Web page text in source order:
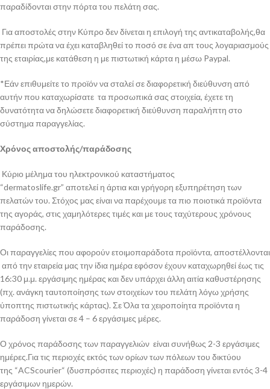
παραδίδονται στην πόρτα του πελάτη σας.
Για αποστολές στην Κύπρο δεν δίνεται η επιλογή της αντικαταβολής,θα
πρέπει πρώτα να έχει καταβληθεί το ποσό σε ένα απ τους λογαριασμούς
της εταιρίας,με κατάθεση η με πιστωτική κάρτα η μέσω Paypal.
*Εάν επιθυμείτε το προϊόν να σταλεί σε διαφορετική διεύθυνση από
αυτήν που καταχωρίσατε τα προσωπικά σας στοιχεία, έχετε τη
δυνατότητα να δηλώσετε διαφορετική διεύθυνση παραλήπτη στο
σύστημα παραγγελίας.
Χρόνος αποστολής/παράδοσης
Κύριο μέλημα του ηλεκτρονικού καταστήματος
“dermatoslife.gr” αποτελεί η άρτια και γρήγορη εξυπηρέτηση των
πελατών του. Στόχος μας είναι να παρέχουμε τα πιο ποιοτικά προϊόντα
της αγοράς, στις χαμηλότερες τιμές και με τους ταχύτερους χρόνους
παράδοσης.
Οι παραγγελίες που αφορούν ετοιμοπαράδοτα προϊόντα, αποστέλλονται
από την εταιρεία μας την ίδια ημέρα εφόσον έχουν καταχωρηθεί έως τις
16:30 μ.μ. εργάσιμης ημέρας και δεν υπάρχει άλλη αιτία καθυστέρησης
(πχ. ανάγκη ταυτοποίησης των στοιχείων του πελάτη λόγω χρήσης
ύποπτης πιστωτικής κάρτας). Σε Όλα τα χειροποίητα προϊόντα η
παράδοση γίνεται σε 4 – 6 εργάσιμες μέρες.
Ο χρόνος παράδοσης των παραγγελιών είναι συνήθως 2-3 εργάσιμες
ημέρες.Για τις περιοχές εκτός των ορίων των πόλεων του δικτύου
της “ACScourier“ (δυσπρόσιτες περιοχές) η παράδοση γίνεται εντός 3-4
εργάσιμων ημερών.